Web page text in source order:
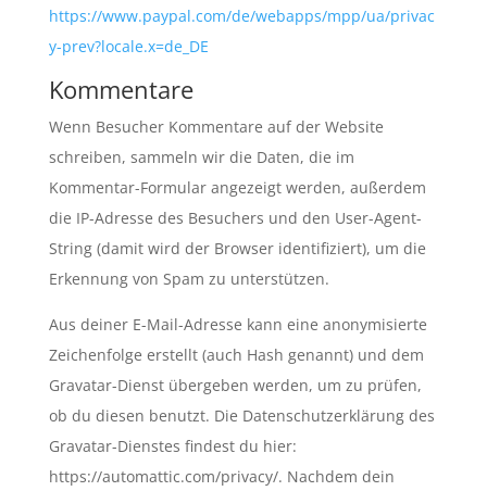
https://www.paypal.com/de/webapps/mpp/ua/privac
y-prev?locale.x=de_DE
Kommentare
Wenn Besucher Kommentare auf der Website
schreiben, sammeln wir die Daten, die im
Kommentar-Formular angezeigt werden, außerdem
die IP-Adresse des Besuchers und den User-Agent-
String (damit wird der Browser identifiziert), um die
Erkennung von Spam zu unterstützen.
Aus deiner E-Mail-Adresse kann eine anonymisierte
Zeichenfolge erstellt (auch Hash genannt) und dem
Gravatar-Dienst übergeben werden, um zu prüfen,
ob du diesen benutzt. Die Datenschutzerklärung des
Gravatar-Dienstes findest du hier:
https://automattic.com/privacy/. Nachdem dein